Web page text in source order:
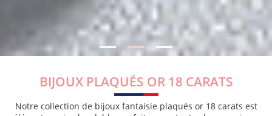
BIJOUX PLAQUÉS OR 18 CARATS
Notre collection de bijoux fantaisie plaqués or 18 carats est